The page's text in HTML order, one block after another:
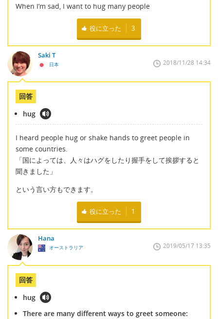
When I’m sad, I want to hug many people
役に立った 3
Saki T
日本 2018/11/28 14:34
回答
hug
I heard people hug or shake hands to greet people in
some countries.
「国によっては、人々はハグをしたり握手をして挨拶すると
聞きました」
という言い方もできます。
役に立った 1
Hana
オーストラリア 2019/05/17 13:35
回答
hug
There are many different ways to greet someone: